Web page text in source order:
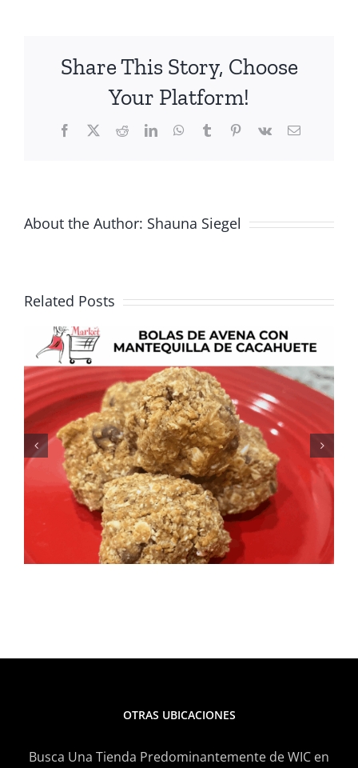
Para
Bebés
Gerber
Share This Story, Choose
Your Platform!
Facebook
X RedditLinkedInWhatsApp
TumblrPinterest
Vk Email
About the Author: Shauna Siegel
Related Posts
Fresca, sabrosa y perfecta
para el verano: Receta de
ensalada de elote y frijoles
negros
OTRAS UBICACIONES
Busca Una Tienda Predominantemente de WIC en